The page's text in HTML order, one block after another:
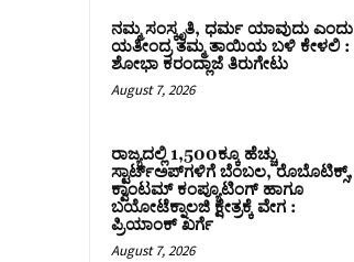
ನಮ್ಮ ಸಂಸ್ಕೃತಿ, ಧರ್ಮ ಯಾವುದು ಎಂದು
ಯತೀಂದ್ರ ತಮ್ಮ ತಾಯಿಯ ಬಳಿ ಕೇಳಲಿ :
ಶೋಭಾ ಕರಂದ್ಲಾಜೆ ತಿರುಗೇಟು
August 7, 2026
ರಾಜ್ಯದಲ್ಲಿ 1,500ಕ್ಕೂ ಹೆಚ್ಚು
ಸ್ಟಾರ್ಟ್‌ಅಪ್‌ಗಳಿಗೆ ಬೆಂಬಲ, ರೊಬೊಟಿಕ್ಸ್,
ಕ್ವಾಂಟಮ್ ಕಂಪ್ಯೂಟಿಂಗ್ ಹಾಗೂ
ಬಯೋಟೆಕ್ನಾಲಜಿ ಕ್ಷೇತ್ರಕ್ಕೆ ವೇಗ :
ಪ್ರಿಯಾಂಕ್‌ ಖರ್ಗೆ
August 7, 2026